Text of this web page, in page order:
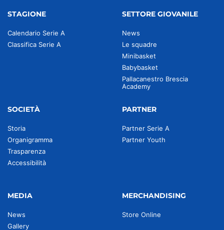
STAGIONE
Calendario Serie A
Classifica Serie A
SETTORE GIOVANILE
News
Le squadre
Minibasket
Babybasket
Pallacanestro Brescia
Academy
SOCIETÀ
Storia
Organigramma
Trasparenza
Accessibilità
PARTNER
Partner Serie A
Partner Youth
MEDIA
News
Gallery
MERCHANDISING
Store Online